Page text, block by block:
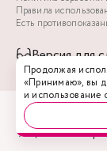
Правила
Есть
Версия для
Продолжая
«Принимаю», вы
и использование
Акции